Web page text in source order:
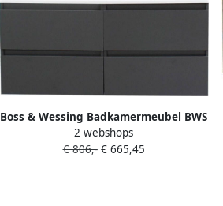
Boss & Wessing Badkamermeubel BWS
Pepper Acryl Wastafel Zonder
Kraangat 120x55x46 cm Antraciet
2 webshops
€ 806,-€ 665,45